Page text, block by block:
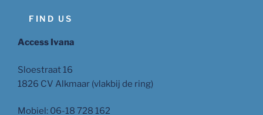
FIND US
Access Ivana
Sloestraat 16
1826 CV Alkmaar (vlakbij de ring)
Mobiel: 06-18 728 162